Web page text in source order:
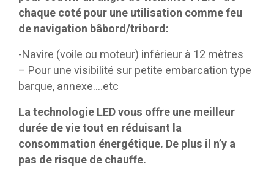
chaque coté pour une utilisation comme feu
de navigation bâbord/tribord:
-Navire (voile ou moteur) inférieur à 12 mètres
– Pour une visibilité sur petite embarcation type
barque, annexe….etc
La technologie LED vous offre une meilleur
durée de vie tout en réduisant la
consommation énergétique. De plus il n’y a
pas de risque de chauffe.